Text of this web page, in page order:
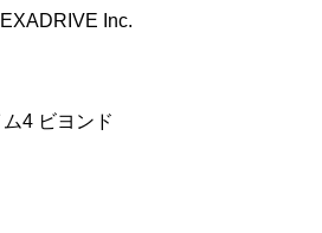
Inc.
4 ビヨンド